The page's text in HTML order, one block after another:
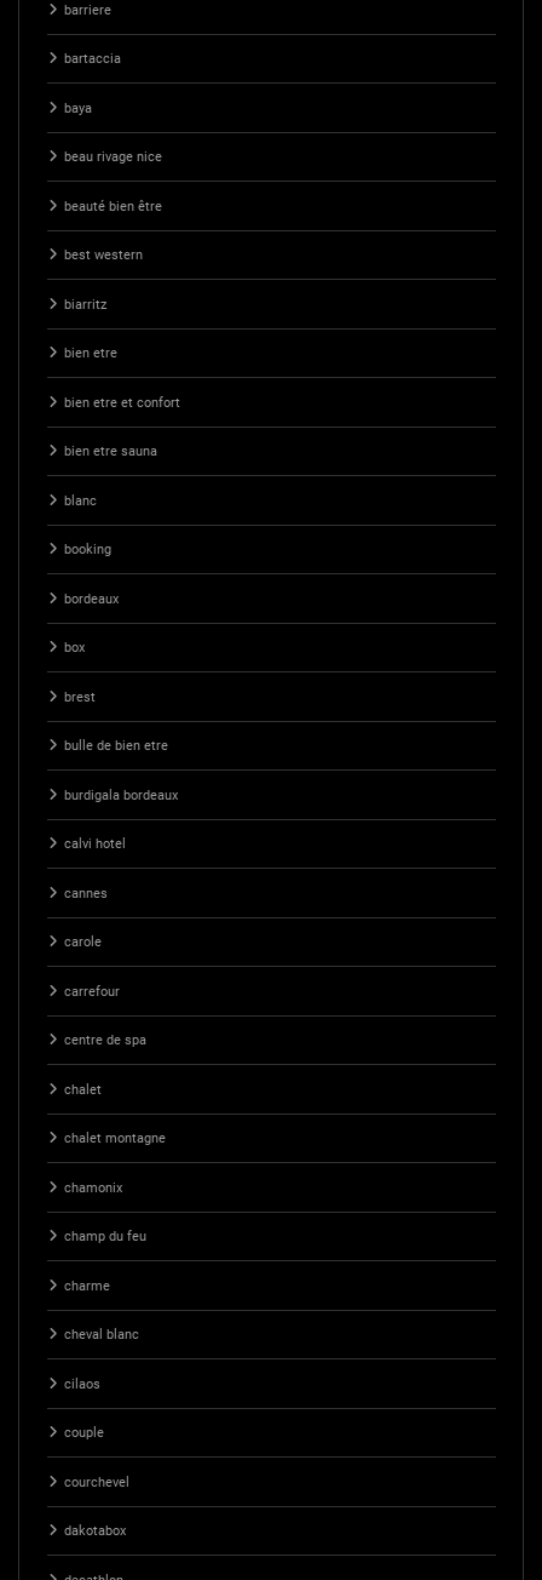
barriere
bartaccia
baya
beau rivage nice
beauté bien être
best western
biarritz
bien etre
bien etre et confort
bien etre sauna
blanc
booking
bordeaux
box
brest
bulle de bien etre
burdigala bordeaux
calvi hotel
cannes
carole
carrefour
centre de spa
chalet
chalet montagne
chamonix
champ du feu
charme
cheval blanc
cilaos
couple
courchevel
dakotabox